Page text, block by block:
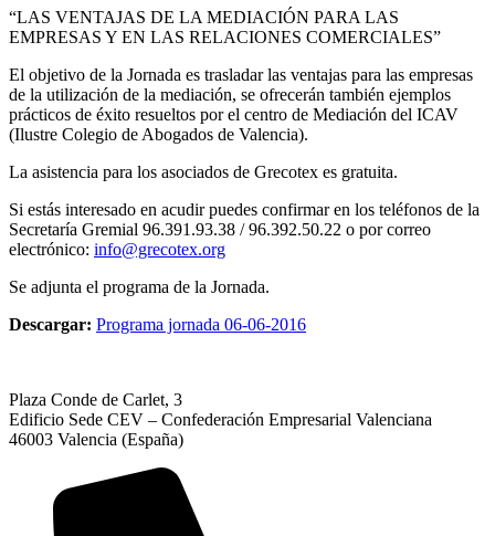
“LAS VENTAJAS DE LA MEDIACIÓN PARA LAS
EMPRESAS Y EN LAS RELACIONES COMERCIALES”
El objetivo de la Jornada es trasladar las ventajas para las empresas
de la utilización de la mediación, se ofrecerán también ejemplos
prácticos de éxito resueltos por el centro de Mediación del ICAV
(Ilustre Colegio de Abogados de Valencia).
La asistencia para los asociados de Grecotex es gratuita.
Si estás interesado en acudir puedes confirmar en los teléfonos de la
Secretaría Gremial 96.391.93.38 / 96.392.50.22 o por correo
electrónico: info@grecotex.org
Se adjunta el programa de la Jornada.
Descargar: Programa jornada 06-06-2016
Plaza Conde de Carlet, 3
Edificio Sede CEV – Confederación Empresarial Valenciana
46003 Valencia (España)